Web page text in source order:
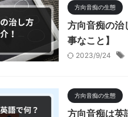
方向音痴の生態
方向音痴の治
事なこと】
2023/9/24
方向音痴の生態
方向音痴は英